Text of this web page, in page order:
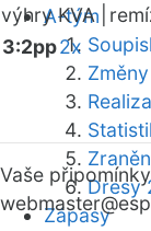
A-tým
Dresy
Zápasy
výhry KVA |
3:2pp2x
Vaše
webmaster